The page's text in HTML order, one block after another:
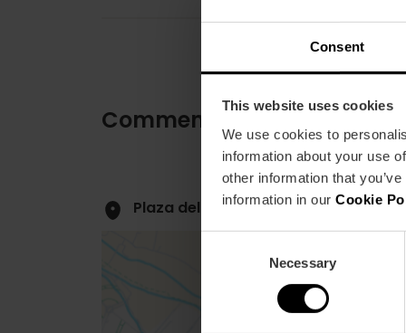
Consent
This website uses cookies
We use cookies to
information about your use
other information that
information in our Cookie
Necessary
Comment s'y rendre
Plaza del Valencia Club Futbol, 2